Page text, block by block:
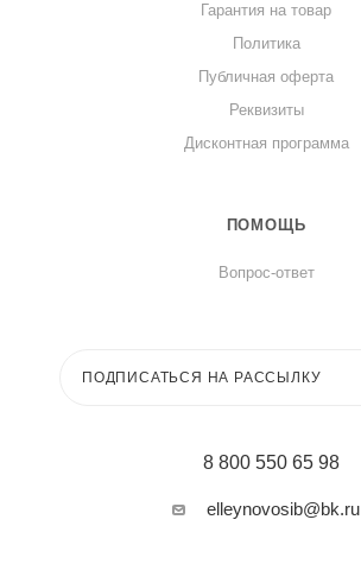
Гарантия на товар
Политика
Публичная оферта
Реквизиты
Дисконтная программа
ПОМОЩЬ
Вопрос-ответ
ПОДПИСАТЬСЯ НА РАССЫЛКУ
8 800 550 65 98
elleynovosib@bk.ru